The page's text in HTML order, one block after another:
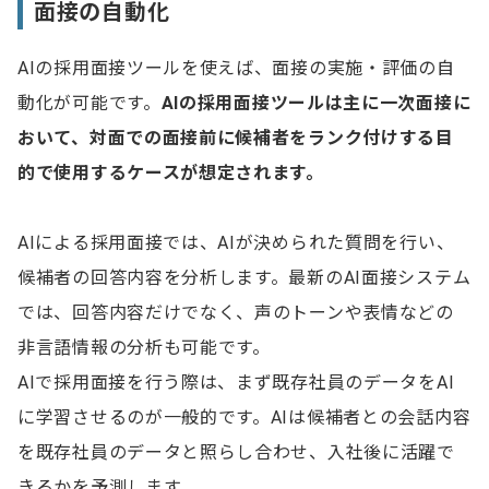
面接の自動化
AIの採用面接ツールを使えば、面接の実施・評価の自
動化が可能です。 AIの採用面接ツールは主に一次面接に
おいて、対面での面接前に候補者をランク付けする目
的で使用するケースが想定されます。
AIによる採用面接では、AIが決められた質問を行い、
候補者の回答内容を分析します。最新のAI面接システム
では、回答内容だけでなく、声のトーンや表情などの
非言語情報の分析も可能です。
AIで採用面接を行う際は、まず既存社員のデータをAI
に学習させるのが一般的です。AIは候補者との会話内容
を既存社員のデータと照らし合わせ、入社後に活躍で